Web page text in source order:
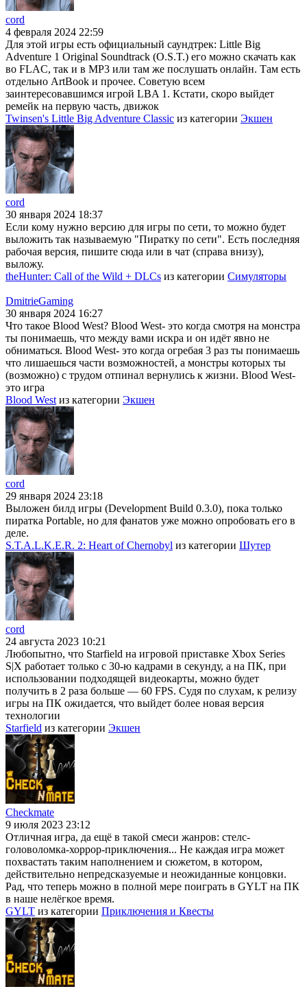
cord
4 февраля 2024 22:59
Для этой игры есть официальный саундтрек: Little Big
Adventure 1 Original Soundtrack (O.S.T.) его можно скачать как
во FLAC, так и в MP3 или там же послушать онлайн. Там есть
отдельно ArtBook и прочее. Советую всем
заинтересовавшимся игрой LBA 1. Кстати, скоро выйдет
ремейк на первую часть, движок
Twinsen's Little Big Adventure Classic из категории Экшен
cord
30 января 2024 18:37
Если кому нужно версию для игры по сети, то можно будет
выложить так называемую "Пиратку по сети". Есть последняя
рабочая версия, пишите сюда или в чат (справа внизу),
выложу.
theHunter: Call of the Wild + DLCs из категории Симуляторы
DmitrieGaming
30 января 2024 16:27
Что такое Blood West? Blood West- это когда смотря на монстра
ты понимаешь, что между вами искра и он идёт явно не
обниматься. Blood West- это когда огребая 3 раз ты понимаешь
что лишаешься части возможностей, а монстры которых ты
(возможно) с трудом отпинал вернулись к жизни. Blood West-
это игра
Blood West из категории Экшен
cord
29 января 2024 23:18
Выложен билд игры (Development Build 0.3.0), пока только
пиратка Portable, но для фанатов уже можно опробовать его в
деле.
S.T.A.L.K.E.R. 2: Heart of Chernobyl из категории Шутер
cord
24 августа 2023 10:21
Любопытно, что Starfield на игровой приставке Xbox Series
S|X работает только с 30-ю кадрами в секунду, а на ПК, при
использовании подходящей видеокарты, можно будет
получить в 2 раза больше — 60 FPS. Судя по слухам, к релизу
игры на ПК ожидается, что выйдет более новая версия
технологии
Starfield из категории Экшен
Checkmate
9 июля 2023 23:12
Отличная игра, да ещё в такой смеси жанров: стелс-
головоломка-хоррор-приключения... Не каждая игра может
похвастать таким наполнением и сюжетом, в котором,
действительно непредсказуемые и неожиданные концовки.
Рад, что теперь можно в полной мере поиграть в GYLT на ПК
в наше нелёгкое время.
GYLT из категории Приключения и Квесты